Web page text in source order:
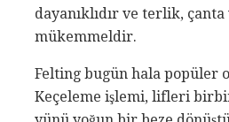
dayanıklıdır ve terlik,
mükemmeldir.
Felting bugün hala popüler
Keçeleme işlemi, lifleri